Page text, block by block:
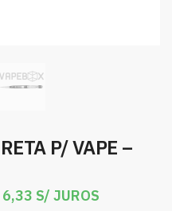
P/ VAPE –
6,33 S/ JUROS